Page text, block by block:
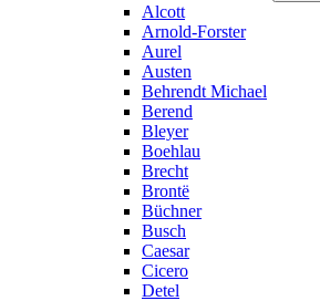
Alcott
Arnold-Forster
Aurel
Austen
Behrendt Michael
Berend
Bleyer
Boehlau
Brecht
Brontë
Büchner
Busch
Caesar
Cicero
Detel